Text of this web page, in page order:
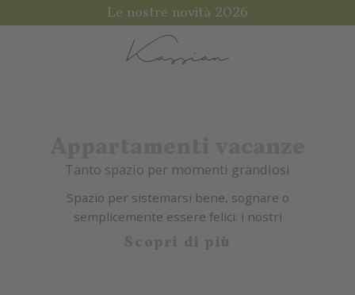
Le nostre novità 2026
Tanto spazio per momenti grandiosi
Spazio per sistemarsi bene, sognare o
semplicemente essere felici: i nostri
appartamenti sono pronti ad accogliere voi e i
vostri cari con tutto lo spazio che vi occorre.
Scopri di più